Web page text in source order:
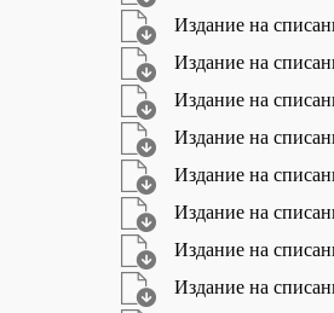
Издание на
Издание на
Издание на
Издание на
Издание на
Издание на
Издание на
Издание на